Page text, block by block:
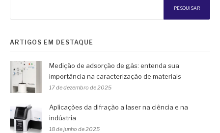
PESQUISAR
ARTIGOS EM DESTAQUE
Medição de adsorção de gás: entenda sua
importância na caracterização de materiais
17 de dezembro de 2025
Aplicações da difração a laser na ciência e na
indústria
18 de junho de 2025